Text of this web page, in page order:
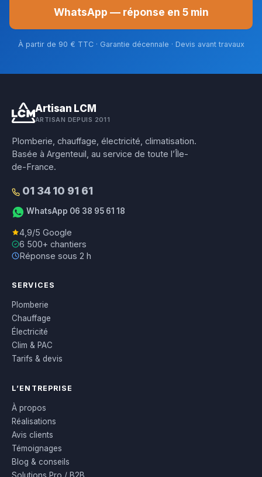
WhatsApp — réponse en 5 min
À partir de 90 € TTC · Garantie décennale · Devis avant travaux
Artisan LCM
ARTISAN DEPUIS 2011
Plomberie, chauffage, électricité, climatisation.
Basée à Argenteuil, au service de toute l’Île-
de-France.
01 34 10 91 61
WhatsApp 06 38 95 61 18
4,9/5 Google
6 500+ chantiers
Réponse sous 2 h
SERVICES
Plomberie
Chauffage
Électricité
Clim & PAC
Tarifs & devis
L’ENTREPRISE
À propos
Réalisations
Avis clients
Témoignages
Blog & conseils
Solutions Pro / B2B